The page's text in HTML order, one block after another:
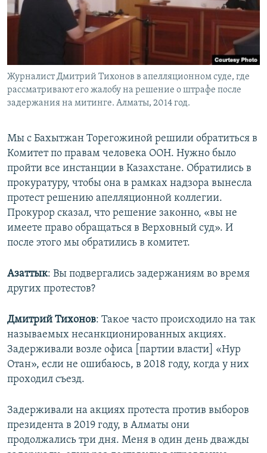
Журналист Дмитрий Тихонов в апелляционном суде, где
рассматривают его жалобу на решение о штрафе после
задержания на митинге. Алматы, 2014 год.
Мы с Бахытжан Торегожиной решили обратиться в
Комитет по правам человека ООН. Нужно было
пройти все инстанции в Казахстане. Обратились в
прокуратуру, чтобы она в рамках надзора вынесла
протест решению апелляционной коллегии.
Прокурор сказал, что решение законно, «вы не
имеете право обращаться в Верховный суд». И
после этого мы обратились в комитет.
Азаттык: Вы подвергались задержаниям во время
других протестов?
Дмитрий Тихонов: Такое часто происходило на так
называемых несанкционированных акциях.
Задерживали возле офиса [партии власти] «Нур
Отан», если не ошибаюсь, в 2018 году, когда у них
проходил съезд.
Задерживали на акциях протеста против выборов
президента в 2019 году, в Алматы они
продолжались три дня. Меня в один день дважды